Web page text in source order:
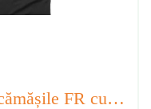
De ce ar trebui să uscați cămășile FR cu efect de drenaj al umidității în poziție verticală?